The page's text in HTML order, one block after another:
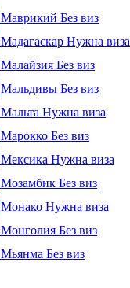
Маврикий Без виз
Мадагаскар Нужна виза
Малайзия Без виз
Мальдивы Без виз
Мальта Нужна виза
Марокко Без виз
Мексика Нужна виза
Мозамбик Без виз
Монако Нужна виза
Монголия Без виз
Мьянма Без виз